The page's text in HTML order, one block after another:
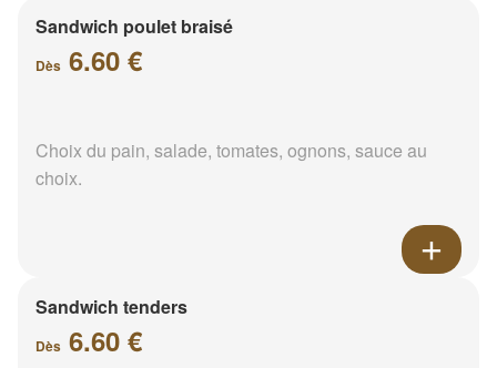
Sandwich poulet braisé
Dès 6.60 €
Choix du pain, salade, tomates, ognons, sauce au
choix.
Sandwich tenders
Dès 6.60 €